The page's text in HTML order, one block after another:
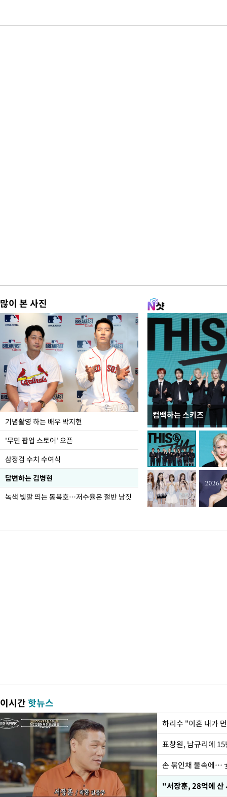
많이 본 사진
기념촬영 하는 배우 박지현
'무민 팝업 스토어' 오픈
삼정검 수치 수여식
답변하는 김병현
녹색 빛깔 띄는 동복호…저수율은 절반 남짓
컴백하는 스키즈
이 대통령, 국가폭력
가 책임지고 치유"
이시간핫뉴스
하리수 "이혼 내가
손 묶인채 물속에…
"서장훈, 28억에 산